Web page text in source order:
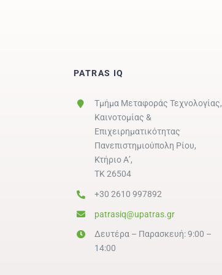
PATRAS IQ
Τμήμα Μεταφοράς Τεχνολογίας,
Καινοτομίας &
Επιχειρηματικότητας
Πανεπιστημιούπολη Ρίου,
Κτήριο Α’,
ΤΚ 26504
+30 2610 997892
patrasiq@upatras.gr
Δευτέρα – Παρασκευή: 9:00 –
14:00